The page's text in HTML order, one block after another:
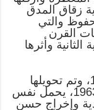
زقاق المدق
والتي
القرن
وأثرها
نُشرت الرواية عام 1947، وتم تحويلها
إلى فيلم سينمائي عام 1963، يحمل نفس
وإخراج حسن